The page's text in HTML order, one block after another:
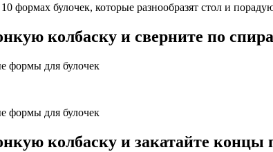
формах булочек, которые разнообразят стол и
колбаску и сверните по
колбаску и закатайте